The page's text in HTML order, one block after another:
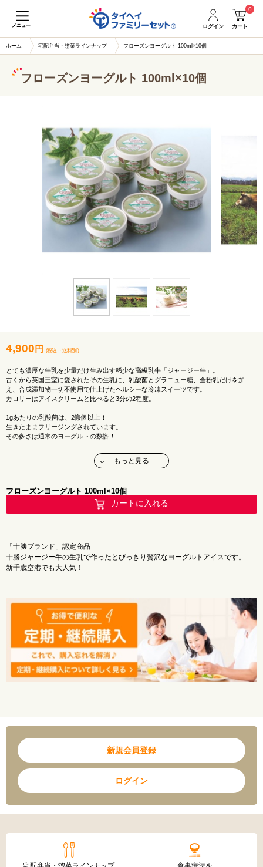
メニュー ログイン カート
0
ホーム 宅配弁当・惣菜ラインナップ フローズンヨーグルト 100ml×10個
フローズンヨーグルト 100ml×10個
4,900 円 (税込 ・ 送料別 )
とても濃厚な牛乳を少量だけ生み出す稀少な高級乳牛「ジャージー牛」。
古くから英国王室に愛されたその生乳に、乳酸菌とグラニュー糖、全粉乳だけを加
え、合成添加物一切不使用で仕上げたヘルシーな冷凍スイーツです。
カロリーはアイスクリームと比べると3分の2程度。
1gあたりの乳酸菌は、2億個以上！
生きたままフリージングされています。
その多さは通常のヨーグルトの数倍！
「十勝ブランド」にも認定された、まさに十勝を代表するスイーツです。
原材料名 ：生乳(北海道十勝産)、砂糖、乳製品、(一部に乳成分を含む)
アレルゲン：乳
保存温度 ：要冷凍（-18度以下）
～１０日を目安にお届けいたします。また、お時間帯はご指定いただけますが目安と
なりますので、ご了承ください。
※北海道物産展内の商品の送料は全国一律1,870円(税込)です。弊社が定める送料と異
もっと見る
フローズンヨーグルト 100ml×10個
カートに入れる
「十勝ブランド」認定商品
十勝ジャージー牛の生乳で作ったとびっきり贅沢なヨーグルトアイスです。
新千歳空港でも大人気！
新規会員登録
ログイン